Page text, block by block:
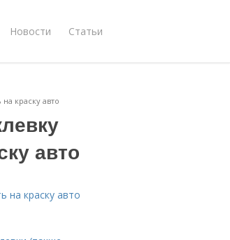
Новости Статьи
краску авто
авто
на краску авто